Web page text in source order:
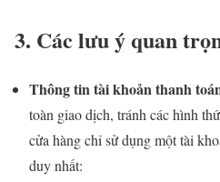
3. Các lưu ý quan
Thông tin tài khoản thanh
toàn giao dịch, tránh các hình
cửa hàng chỉ sử dụng một tài
duy nhất: